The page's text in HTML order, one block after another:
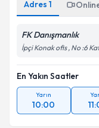
Adres 1
FK Danışmanlık
İpçi Konak ofis , No :6
En Yakın Saatler
Yarın
10:00